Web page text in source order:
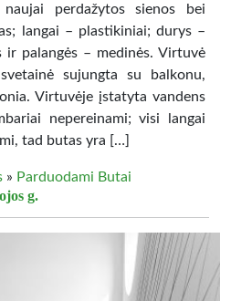
naujai perdažytos sienos bei
langai – plastikiniai; durys –
ir palangės – medinės. Virtuvė
sujungta su balkonu,
Virtuvėje įstatyta vandens
nepereinami; visi langai
tad butas yra […]
» Parduodami Butai
g.